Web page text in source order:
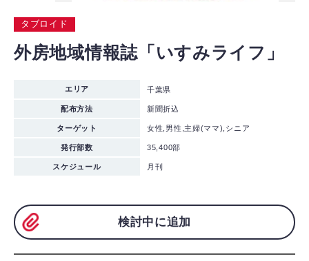
タブロイド
外房地域情報誌「いすみライフ」
エリア 千葉県
配布方法 新聞折込
ターゲット 女性,男性,主婦(ママ),シニア
発行部数 35,400部
スケジュール 月刊
検討中に追加